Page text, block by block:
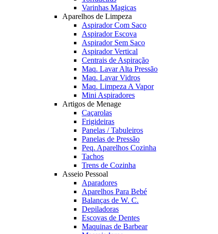
Varinhas Magicas
Aparelhos de Limpeza
Aspirador Com Saco
Aspirador Escova
Aspirador Sem Saco
Aspirador Vertical
Centrais de Aspiração
Maq. Lavar Alta Pressão
Maq. Lavar Vidros
Maq. Limpeza A Vapor
Mini Aspiradores
Artigos de Menage
Caçarolas
Frigideiras
Panelas / Tabuleiros
Panelas de Pressão
Peq. Aparelhos Cozinha
Tachos
Trens de Cozinha
Asseio Pessoal
Aparadores
Aparelhos Para Bebé
Balanças de W. C.
Depiladoras
Escovas de Dentes
Maquinas de Barbear